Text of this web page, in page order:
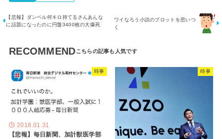
【悲報】ダンベル何キロ持てるさんあんな
に話題になったのに円盤3400枚の大爆死
ワイなろう小説のプロットを思いつ
く
RECOMMEND
時事
2018.01.31
【悲報】毎日新聞、加計獣医学部
時事